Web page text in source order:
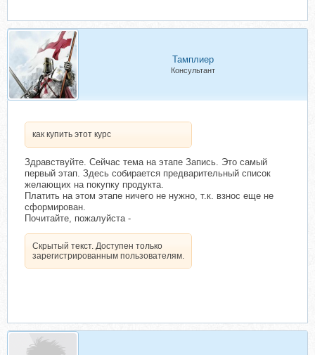
Тамплиер
Консультант
как купить этот курс
Здравствуйте. Сейчас тема на этапе Запись. Это самый
первый этап. Здесь собирается предварительный список
желающих на покупку продукта.
Платить на этом этапе ничего не нужно, т.к. взнос еще не
сформирован.
Почитайте, пожалуйста -
Скрытый текст. Доступен только
зарегистрированным пользователям.